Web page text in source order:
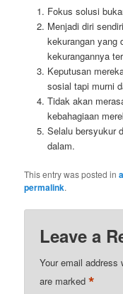
Fokus solusi
Menjadi diri
kekurangan yang
kekurangannya
Keputusan
sosial tapi murni
Tidak akan
kebahagiaan
Selalu bersyukur
dalam.
This entry was posted in
permalink.
Leave a
Your email address
are marked*